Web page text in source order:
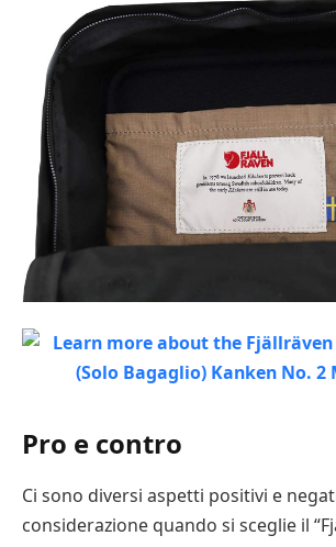
Pro e contro
Ci sono diversi aspetti positivi e
considerazione quando si sceglie il